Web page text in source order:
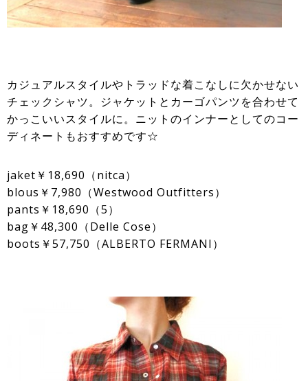
カジュアルスタイルやトラッドな着こなしに欠かせない
チェックシャツ。ジャケットとカーゴパンツを合わせて
かっこいいスタイルに。ニットのインナーとしてのコー
ディネートもおすすめです☆
jaket￥18,690（nitca）
blous￥7,980（Westwood Outfitters）
pants￥18,690（5）
bag￥48,300（Delle Cose）
boots￥57,750（ALBERTO FERMANI）